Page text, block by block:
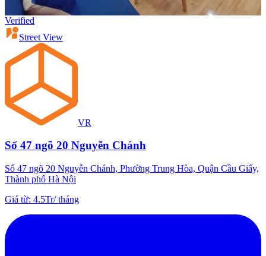
Verified
Street View
VR
Số 47 ngõ 20 Nguyễn Chánh
Số 47 ngõ 20 Nguyễn Chánh, Phường Trung Hòa, Quận Cầu Giấy,
Thành phố Hà Nội
Giá từ: 4.5Tr/tháng